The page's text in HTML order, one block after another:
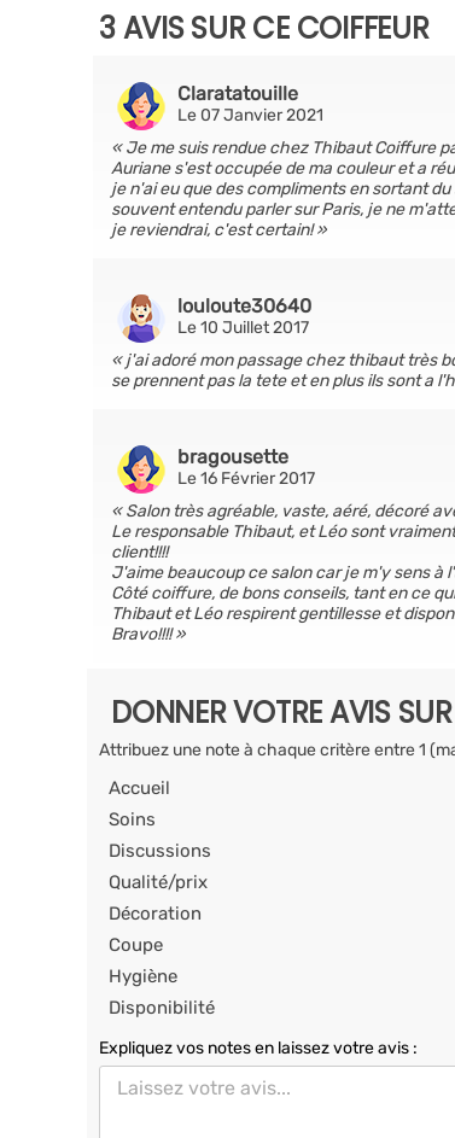
3 AVIS SUR CE COIFFEUR
Claratatouille
Le 07 Janvier 2021
Je me suis rendue chez Thibaut Coiffure
Auriane s'est occupée de ma couleur et a
je n'ai eu que des compliments en sortant
souvent entendu parler sur Paris, je ne
je reviendrai, c'est certain!
louloute30640
Le 10 Juillet 2017
j'ai adoré mon passage chez thibaut très
se prennent pas la tete et en plus ils sont a
bragousette
Le 16 Février 2017
Salon très agréable, vaste, aéré, décoré
Le responsable Thibaut, et Léo sont
client!!!!
J'aime beaucoup ce salon car je m'y sens à
Côté coiffure, de bons conseils, tant en ce
Thibaut et Léo respirent gentillesse et
Bravo!!!!
DONNER VOTRE AVIS
Attribuez une note à chaque critère entre 1
Accueil
Soins
Discussions
Qualité/prix
Décoration
Coupe
Hygiène
Disponibilité
Expliquez vos notes en laissez votre avis :